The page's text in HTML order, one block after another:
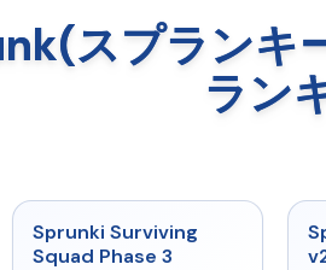
スプランキ
ラン
★
Sprunki Surviving
Squad Phase 3